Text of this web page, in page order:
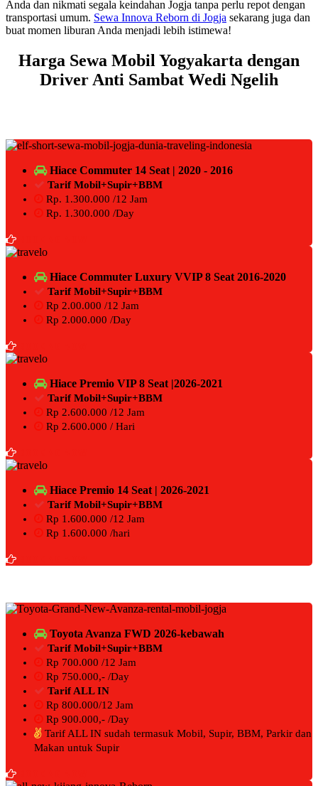
Anda dan nikmati segala keindahan Jogja tanpa perlu repot dengan
transportasi umum. Sewa Innova Reborn di Jogja sekarang juga dan
buat momen liburan Anda menjadi lebih istimewa!
Harga Sewa Mobil Yogyakarta dengan
Driver Anti Sambat Wedi Ngelih
Hiace Commuter 14 Seat | 2020 - 2016
Tarif Mobil+Supir+BBM
Rp. 1.300.000 /12 Jam
Rp. 1.300.000 /Day
Hiace Commuter Luxury VVIP 8 Seat 2016-2020
Tarif Mobil+Supir+BBM
Rp 2.00.000 /12 Jam
Rp 2.000.000 /Day
Hiace Premio VIP 8 Seat |2026-2021
Tarif Mobil+Supir+BBM
Rp 2.600.000 /12 Jam
Rp 2.600.000 / Hari
Hiace Premio 14 Seat | 2026-2021
Tarif Mobil+Supir+BBM
Rp 1.600.000 /12 Jam
Rp 1.600.000 /hari
Toyota Avanza FWD 2026-kebawah
Tarif Mobil+Supir+BBM
Rp 700.000 /12 Jam
Rp 750.000,- /Day
Tarif ALL IN
Rp 800.000/12 Jam
Rp 900.000,- /Day
Tarif ALL IN sudah termasuk Mobil, Supir, BBM, Parkir dan
Makan untuk Supir